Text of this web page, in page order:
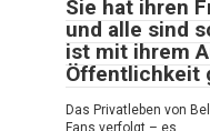
Sie hat ihren
und alle sind
ist mit ihrem
Öffentlichkeit
Das Privatleben von